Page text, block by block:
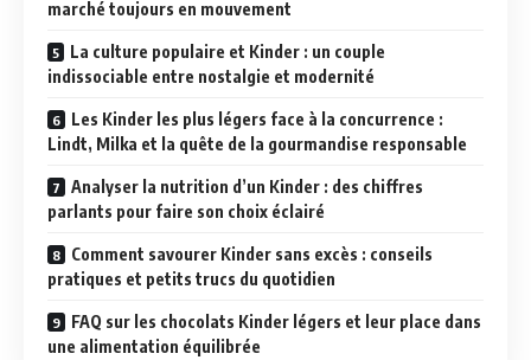
marché toujours en mouvement
La culture populaire et Kinder : un couple
indissociable entre nostalgie et modernité
Les Kinder les plus légers face à la concurrence :
Lindt, Milka et la quête de la gourmandise responsable
Analyser la nutrition d’un Kinder : des chiffres
parlants pour faire son choix éclairé
Comment savourer Kinder sans excès : conseils
pratiques et petits trucs du quotidien
FAQ sur les chocolats Kinder légers et leur place dans
une alimentation équilibrée